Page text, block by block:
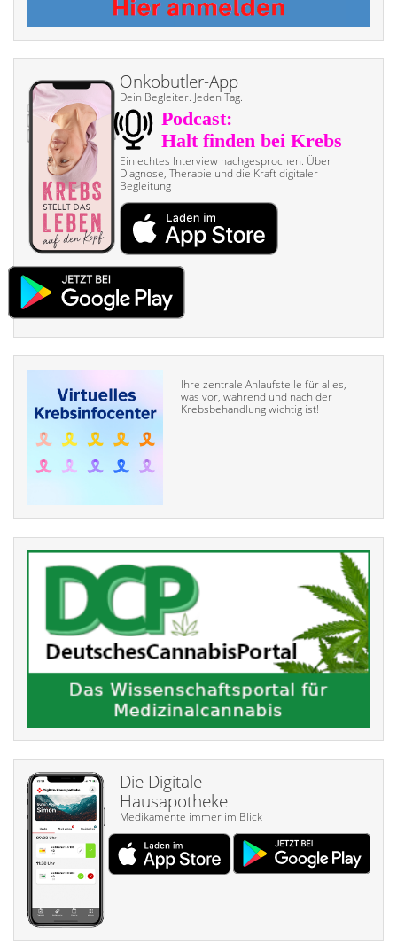
Onkobutler-App
Dein Begleiter. Jeden Tag.
Ein echtes Interview nach­gesprochen. Über
Diagnose, Therapie und die Kraft digitaler
Begleitung
Ihre zentrale Anlaufstelle für alles,
was vor, während und nach der
Krebsbehandlung wichtig ist!
Die Digitale
Hausapotheke
Medikamente immer im Blick